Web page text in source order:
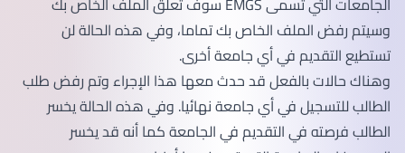
وسيتم رفض الملف الخاص بك تماما، وفي هذه الحالة لن
تستطيع التقديم في أي جامعة أخرى.
وهناك حالات بالفعل قد حدث معها هذا الإجراء وتم رفض طلب
الطالب للتسجيل في أي جامعة نهائيا. وفي هذه الحالة يخسر
الطالب فرصته في التقديم في الجامعة كما أنه قد يخسر